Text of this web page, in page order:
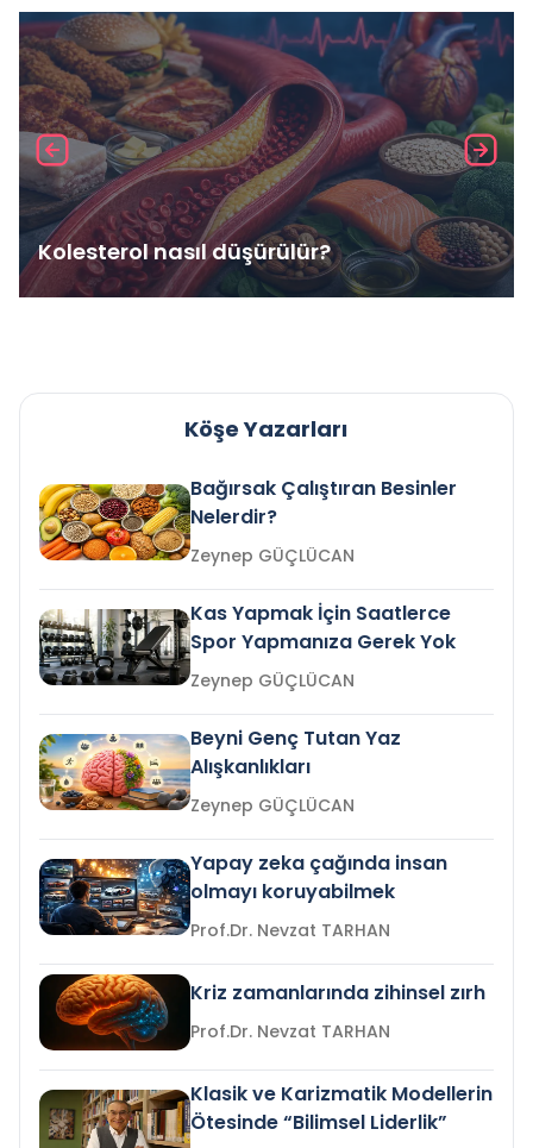
Kolesterol nasıl düşürülür?
Köşe Yazarları
Bağırsak Çalıştıran Besinler
Nelerdir?
Zeynep GÜÇLÜCAN
Kas Yapmak İçin Saatlerce
Spor Yapmanıza Gerek Yok
Zeynep GÜÇLÜCAN
Beyni Genç Tutan Yaz
Alışkanlıkları
Zeynep GÜÇLÜCAN
Yapay zeka çağında insan
olmayı koruyabilmek
Prof.Dr. Nevzat TARHAN
Kriz zamanlarında zihinsel zırh
Prof.Dr. Nevzat TARHAN
Klasik ve Karizmatik Modellerin
Ötesinde “Bilimsel Liderlik”